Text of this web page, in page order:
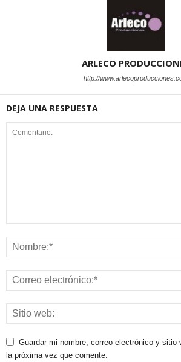
ARLECO
http://
DEJA UNA RESPUESTA
Guardar mi nombre, correo electrónico y sitio
la próxima vez que comente.